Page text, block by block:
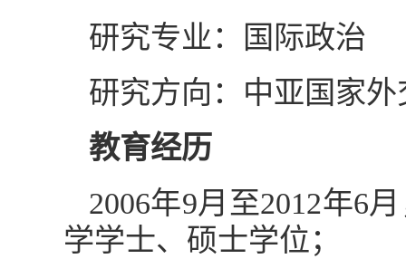
研究专业：国际政治
研究方向：中亚国家
教育经历
2006年9月至2012年6
学学士、硕士学位；